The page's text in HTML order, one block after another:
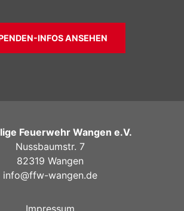
INFOS ANSEHEN
Feuerwehr Wangen e.V.
Nussbaumstr. 7
82319 Wangen
info@ffw-wangen.de
Impressum